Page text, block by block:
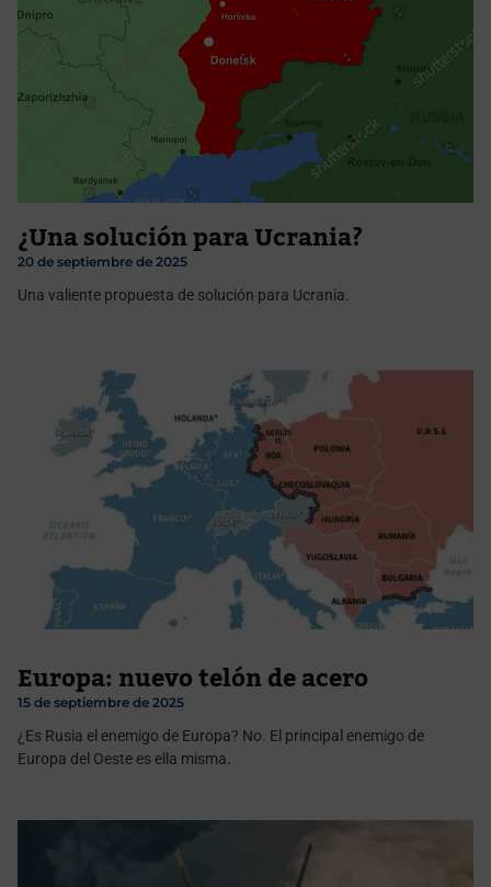
¿Una solución para Ucrania?
20 de septiembre de 2025
Una valiente propuesta de solución para Ucrania.
Europa: nuevo telón de acero
15 de septiembre de 2025
¿Es Rusia el enemigo de Europa? No. El principal enemigo de
Europa del Oeste es ella misma.